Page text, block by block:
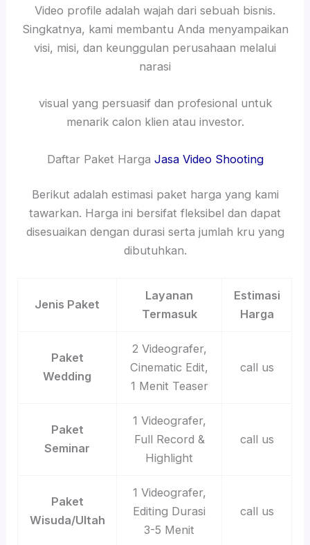
Video profile adalah wajah dari sebuah bisnis.
Singkatnya, kami membantu Anda menyampaikan
visi, misi, dan keunggulan perusahaan melalui
narasi
visual yang persuasif dan profesional untuk
menarik calon klien atau investor.
Daftar Paket Harga Jasa Video Shooting
Berikut adalah estimasi paket harga yang kami
tawarkan. Harga ini bersifat fleksibel dan dapat
disesuaikan dengan durasi serta jumlah kru yang
dibutuhkan.
Jenis Paket
Layanan
Termasuk
Estimasi
Harga
Paket
Wedding
2 Videografer,
Cinematic Edit,
1 Menit Teaser
call us
Paket
Seminar
1 Videografer,
Full Record &
Highlight
call us
Paket
Wisuda/Ultah
1 Videografer,
Editing Durasi
3-5 Menit
call us